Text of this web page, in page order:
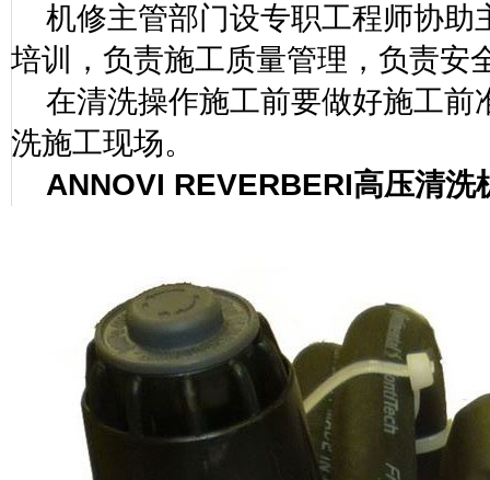
机修主管部门设专职工程师协
培训，负责施工质量管理，负责安
在清洗操作施工前要做好施工
洗施工现场。
ANNOVI REVERBERI高压清洗